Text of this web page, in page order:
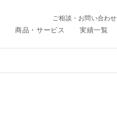
ご相談・お問い合わせ
商品・サービス 実績一覧